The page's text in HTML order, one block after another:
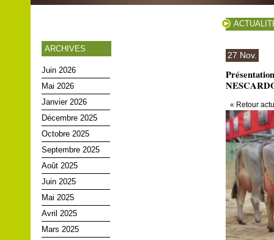
ARCHIVES
Juin 2026
Mai 2026
Janvier 2026
Décembre 2025
Octobre 2025
Septembre 2025
Août 2025
Juin 2025
Mai 2025
Avril 2025
Mars 2025
27 Nov.
« Retour